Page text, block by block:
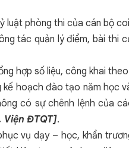
phòng thi của cán bộ
tác quản lý điểm, bài thi
hợp số liệu, công khai
hoạch đào tạo năm học
có sự chênh lệnh của
Viện ĐTQT].
vụ dạy – học, khẩn